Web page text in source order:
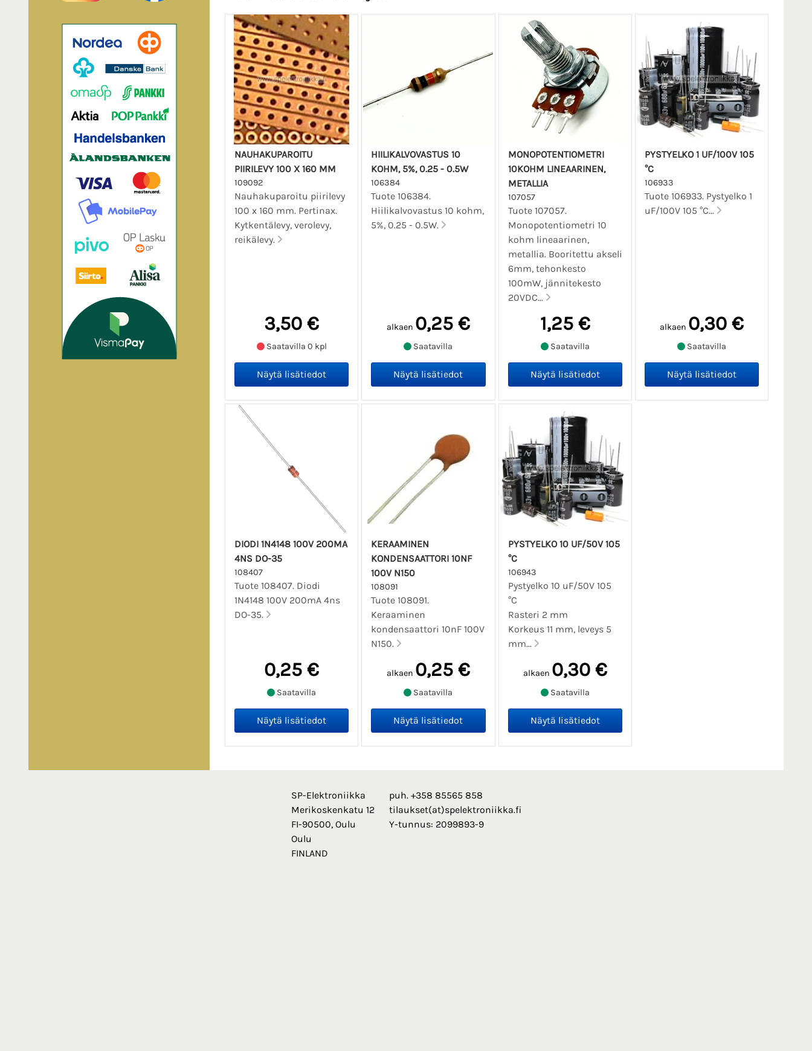
NAUHAKUPAROITU
PIIRILEVY 100 X 160 MM
109092
Nauhakuparoitu piirilevy
100 x 160 mm. Pertinax.
Kytkentälevy, verolevy,
reikälevy.
3,50 €
Saatavilla 0 kpl
HIILIKALVOVASTUS 10
KOHM, 5%, 0.25 - 0.5W
106384
Tuote 106384.
Hiilikalvovastus 10 kohm,
5%, 0.25 - 0.5W.
alkaen 0,25 €
Saatavilla
MONOPOTENTIOMETRI
10KOHM LINEAARINEN,
METALLIA
107057
Tuote 107057.
Monopotentiometri 10
kohm lineaarinen,
metallia. Booritettu akseli
6mm, tehonkesto
100mW, jännitekesto
20VDC...
1,25 €
Saatavilla
PYSTYELKO 1 UF/100V 105
°C
106933
Tuote 106933. Pystyelko 1
uF/100V 105 °C...
alkaen 0,30 €
Saatavilla
DIODI 1N4148 100V 200MA
4NS DO-35
108407
Tuote 108407. Diodi
1N4148 100V 200mA 4ns
DO-35.
0,25 €
Saatavilla
KERAAMINEN
KONDENSAATTORI 10NF
100V N150
108091
Tuote 108091.
Keraaminen
kondensaattori 10nF 100V
N150.
alkaen 0,25 €
Saatavilla
PYSTYELKO 10 UF/50V 105
°C
106943
Pystyelko 10 uF/50V 105
°C
Rasteri 2 mm
Korkeus 11 mm, leveys 5
mm...
alkaen 0,30 €
Saatavilla
SP-Elektroniikka
Merikoskenkatu 12
FI-90500, Oulu
Oulu
FINLAND
puh. +358 85565 858
tilaukset(at)spelektroniikka.fi
Y-tunnus: 2099893-9